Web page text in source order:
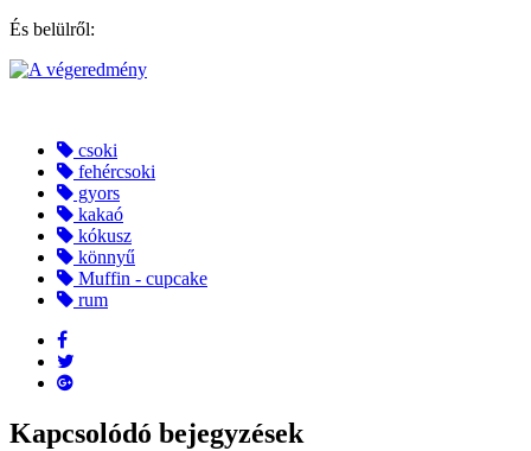
És belülről:
csoki
fehércsoki
gyors
kakaó
kókusz
könnyű
Muffin - cupcake
rum
Kapcsolódó bejegyzések